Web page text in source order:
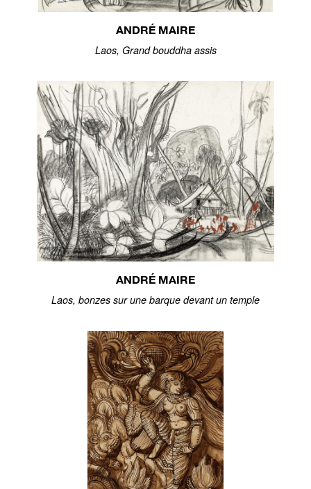
ANDRÉ MAIRE
Laos, Grand bouddha assis
ANDRÉ MAIRE
Laos, bonzes sur une barque devant un temple